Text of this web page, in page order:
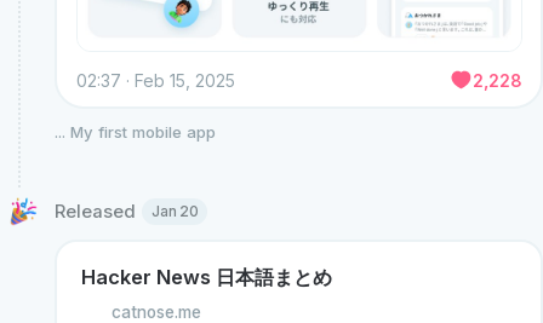
02:37 · Feb 15, 2025 2,228
... My first mobile app
Released Jan 20
Hacker News 日本語まとめ
catnose.me